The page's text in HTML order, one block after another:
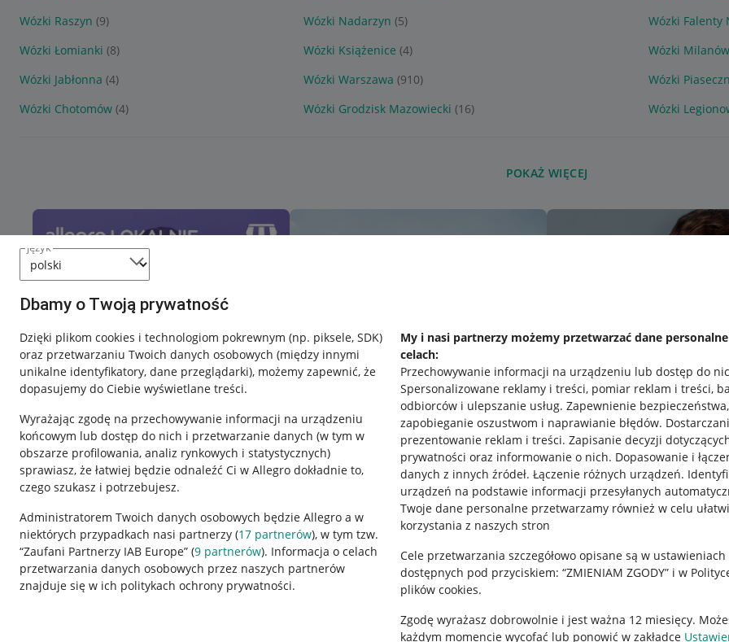
język
Dbamy o Twoją prywatność
Dzięki plikom cookies i technologiom pokrewnym (np. piksele, SDK)
oraz przetwarzaniu Twoich danych osobowych (między innymi
unikalne identyfikatory, dane przeglądarki), możemy zapewnić, że
dopasujemy do Ciebie wyświetlane treści.
Wyrażając zgodę na przechowywanie informacji na urządzeniu
końcowym lub dostęp do nich i przetwarzanie danych (w tym w
obszarze profilowania, analiz rynkowych i statystycznych)
sprawiasz, że łatwiej będzie odnaleźć Ci w Allegro dokładnie to,
czego szukasz i potrzebujesz.
Administratorem Twoich danych osobowych będzie Allegro a w
niektórych przypadkach nasi partnerzy (17 partnerów), w tym tzw.
“Zaufani Partnerzy IAB Europe” (9 partnerów). Informacja o celach
przetwarzania danych osobowych przez naszych partnerów
znajduje się w ich politykach ochrony prywatności.
My i nasi partnerzy możemy przetwarzać dane
celach:
Przechowywanie informacji na urządzeniu lub dostęp do
Spersonalizowane reklamy i treści, pomiar reklam i treści,
odbiorców i ulepszanie usług. Zapewnienie bezpieczeństwa,
zapobieganie oszustwom i naprawianie błędów.
prezentowanie reklam i treści. Zapisanie decyzji
prywatności oraz informowanie o nich. Dopasowanie i
danych z innych źródeł. Łączenie różnych urządzeń.
urządzeń na podstawie informacji przesyłanych
Twoje dane personalne przetwarzamy również w celu
korzystania z naszych stron
Cele przetwarzania szczegółowo opisane są w ustawieniach
dostępnych pod przyciskiem: “ZMIENIAM ZGODY” i w
plików cookies.
Zgodę wyrażasz dobrowolnie i jest ważna 12 miesięcy.
każdym momencie wycofać lub ponowić w zakładce
Wózki Raszyn (9) Wózki Nadarzyn (5) Wózki Falenty
Wózki Łomianki (8) Wózki Książenice (4) Wózki
Wózki Jabłonna (4) Wózki Warszawa (910) Wózki
Wózki Chotomów (4) Wózki Grodzisk Mazowiecki (16) Wózki
POKAŻ WIĘCEJ
Przydatne informacje
Jak to działa
Napisz do nas
Allegro Gadane dla sprzedających
Regulamin
Polityka plików "cookies"
Ustawienia plików "cookies"
Udostępnianie lokalizacji
Pobierz aplikację